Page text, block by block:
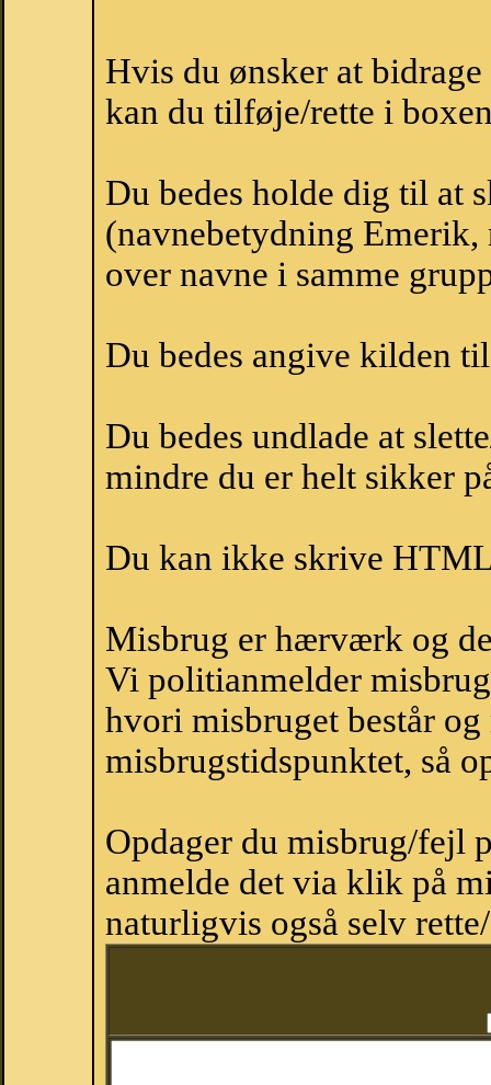
Hvis du ønsker at
kan du tilføje/rette i
Du bedes holde dig til at
(navnebetydning
over navne i samme
Du bedes angive kilden
Du bedes undlade at
mindre du er helt sikker
Du kan ikke skrive
Misbrug er hærværk og
Vi politianmelder
hvori misbruget består
misbrugstidspunktet, så
Opdager du misbrug/fejl
anmelde det via klik på
naturligvis også selv